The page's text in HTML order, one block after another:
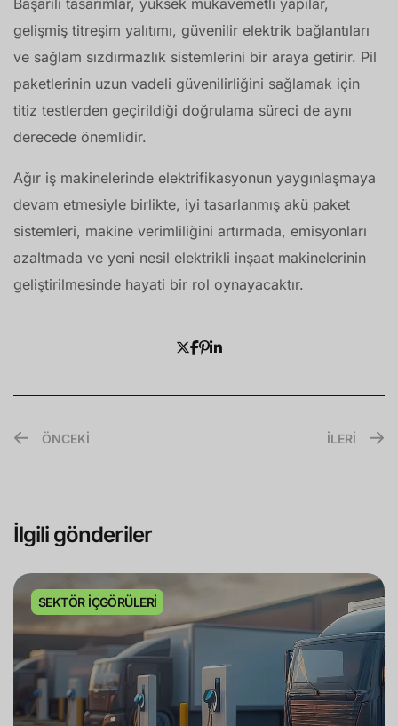
Başarılı tasarımlar, yüksek mukavemetli yapılar,
gelişmiş titreşim yalıtımı, güvenilir elektrik bağlantıları
ve sağlam sızdırmazlık sistemlerini bir araya getirir. Pil
paketlerinin uzun vadeli güvenilirliğini sağlamak için
titiz testlerden geçirildiği doğrulama süreci de aynı
derecede önemlidir.
Ağır iş makinelerinde elektrifikasyonun yaygınlaşmaya
devam etmesiyle birlikte, iyi tasarlanmış akü paket
sistemleri, makine verimliliğini artırmada, emisyonları
azaltmada ve yeni nesil elektrikli inşaat makinelerinin
geliştirilmesinde hayati bir rol oynayacaktır.
ÖNCEKİ İLERİ
İlgili gönderiler
SEKTÖR İÇGÖRÜLERI